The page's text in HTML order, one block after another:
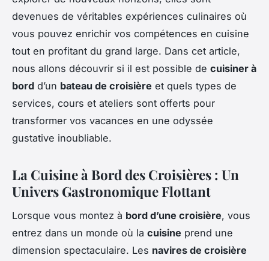
devenues de véritables expériences culinaires où
vous pouvez enrichir vos compétences en cuisine
tout en profitant du grand large. Dans cet article,
nous allons découvrir si il est possible de cuisiner à
bord d’un bateau de croisière et quels types de
services, cours et ateliers sont offerts pour
transformer vos vacances en une odyssée
gustative inoubliable.
La Cuisine à Bord des Croisières : Un
Univers Gastronomique Flottant
Lorsque vous montez à bord d’une croisière, vous
entrez dans un monde où la cuisine prend une
dimension spectaculaire. Les navires de croisière